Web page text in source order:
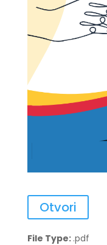
Otvori
File Type: .pdf